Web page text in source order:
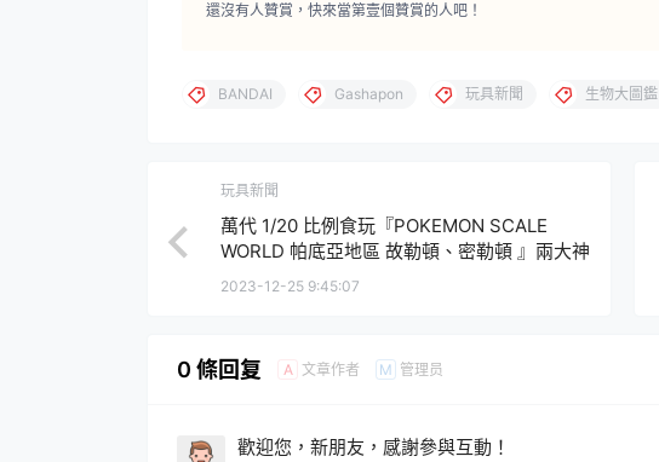
還沒有人贊賞，快來當第壹個贊賞的人吧！
BANDAI Gashapon 玩具新聞 生物大圖鑑
玩具新聞
萬代 1/20 比例食玩『POKEMON SCALE
WORLD 帕底亞地區 故勒頓、密勒頓 』兩大神
獸登場！
2023-12-25 9:45:07
0 條回复 A 文章作者 M 管理员
歡迎您，新朋友，感謝參與互動！